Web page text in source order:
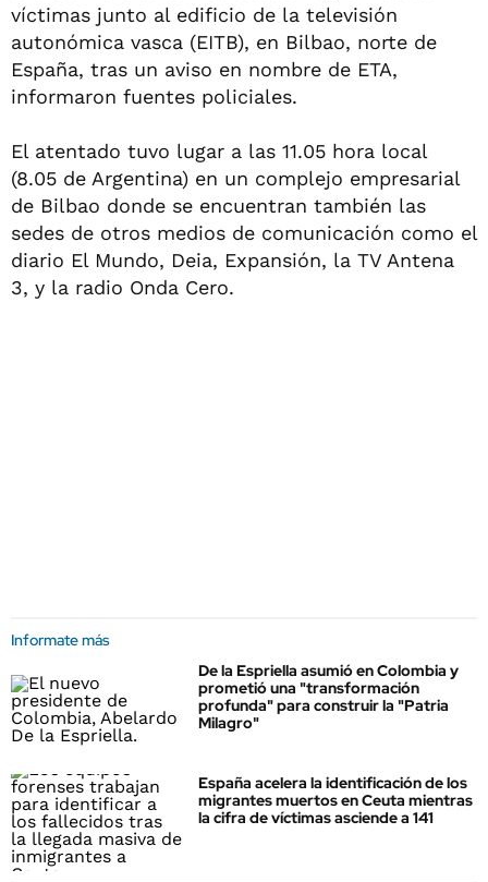
víctimas junto al edificio de la televisión
autonómica vasca (EITB), en Bilbao, norte de
España, tras un aviso en nombre de ETA,
informaron fuentes policiales.
El atentado tuvo lugar a las 11.05 hora local
(8.05 de Argentina) en un complejo empresarial
de Bilbao donde se encuentran también las
sedes de otros medios de comunicación como el
diario El Mundo, Deia, Expansión, la TV Antena
3, y la radio Onda Cero.
Informate más
De la Espriella asumió en Colombia y
prometió una "transformación
profunda" para construir la "Patria
Milagro"
España acelera la identificación de los
migrantes muertos en Ceuta mientras
la cifra de víctimas asciende a 141